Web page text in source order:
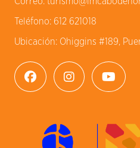
Teléfono: 612 621018
Ubicación: Ohiggins #189,